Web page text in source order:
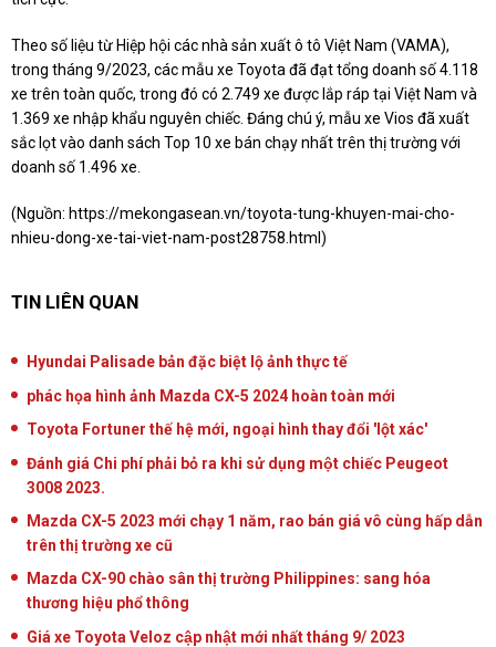
Theo số liệu từ Hiệp hội các nhà sản xuất ô tô Việt Nam (VAMA),
trong tháng 9/2023, các mẫu xe Toyota đã đạt tổng doanh số 4.118
xe trên toàn quốc, trong đó có 2.749 xe được lắp ráp tại Việt Nam và
1.369 xe nhập khẩu nguyên chiếc. Đáng chú ý, mẫu xe Vios đã xuất
sắc lọt vào danh sách Top 10 xe bán chạy nhất trên thị trường với
doanh số 1.496 xe.
(Nguồn: https://mekongasean.vn/toyota-tung-khuyen-mai-cho-
nhieu-dong-xe-tai-viet-nam-post28758.html )
TIN LIÊN QUAN
Hyundai Palisade bản đặc biệt lộ ảnh thực tế
phác họa hình ảnh Mazda CX-5 2024 hoàn toàn mới
Toyota Fortuner thế hệ mới, ngoại hình thay đổi 'lột xác'
Đánh giá Chi phí phải bỏ ra khi sử dụng một chiếc Peugeot
3008 2023.
Mazda CX-5 2023 mới chạy 1 năm, rao bán giá vô cùng hấp dẫn
trên thị trường xe cũ
Mazda CX-90 chào sân thị trường Philippines: sang hóa
thương hiệu phổ thông
Giá xe Toyota Veloz cập nhật mới nhất tháng 9/ 2023